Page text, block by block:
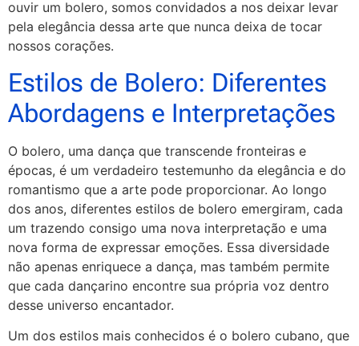
ouvir um bolero, somos convidados a nos deixar levar
pela elegância dessa arte que nunca deixa de tocar
nossos corações.
Estilos de Bolero: Diferentes
Abordagens e Interpretações
O bolero, uma dança que transcende fronteiras e
épocas, é um verdadeiro testemunho da elegância e do
romantismo que a arte pode proporcionar. Ao longo
dos anos, diferentes estilos de bolero emergiram, cada
um trazendo consigo uma nova interpretação e uma
nova forma de expressar emoções. Essa diversidade
não apenas enriquece a dança, mas também permite
que cada dançarino encontre sua própria voz dentro
desse universo encantador.
Um dos estilos mais conhecidos é o bolero cubano, que